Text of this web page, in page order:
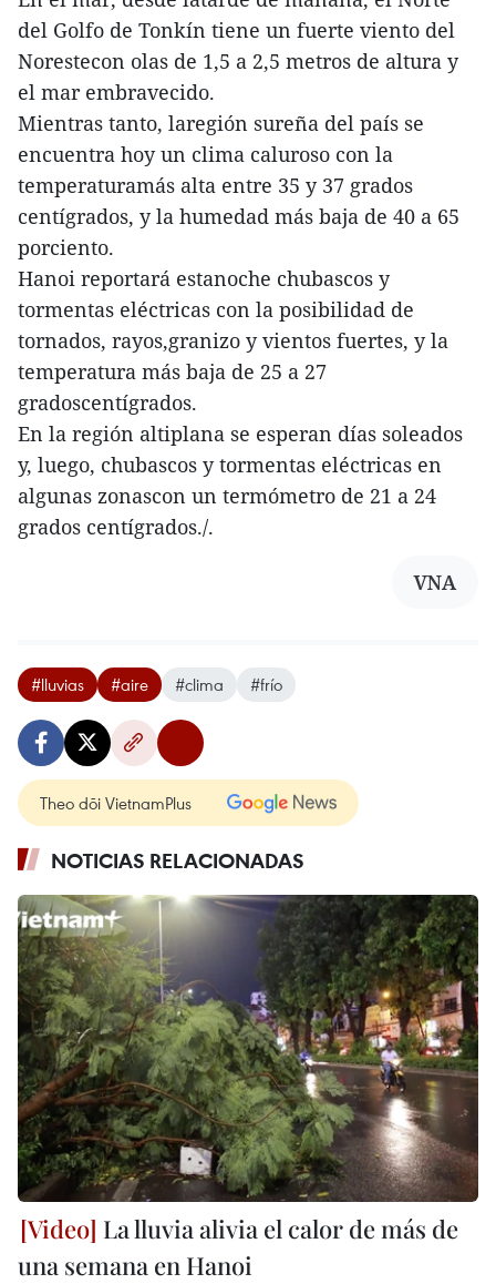
del Golfo de Tonkín tiene un fuerte viento del
Norestecon olas de 1,5 a 2,5 metros de altura y
el mar embravecido.
Mientras tanto, laregión sureña del país se
encuentra hoy un clima caluroso con la
temperaturamás alta entre 35 y 37 grados
centígrados, y la humedad más baja de 40 a 65
porciento.
Hanoi reportará estanoche chubascos y
tormentas eléctricas con la posibilidad de
tornados, rayos,granizo y vientos fuertes, y la
temperatura más baja de 25 a 27
gradoscentígrados.
En la región altiplana se esperan días soleados
y, luego, chubascos y tormentas eléctricas en
algunas zonascon un termómetro de 21 a 24
grados centígrados./.
VNA
#lluvias #aire #clima #frío
Theo dõi VietnamPlus
NOTICIAS RELACIONADAS
La lluvia alivia el calor de más de
una semana en Hanoi